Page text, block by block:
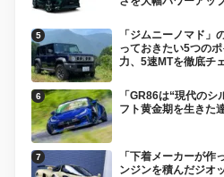
「ジムニーノマド」
っておきたい5つの
力、5速MTを徹底チ
「GR86は“現代の
フト黄金期を生きた
「下着メーカーが
ンジンを積んだジオ